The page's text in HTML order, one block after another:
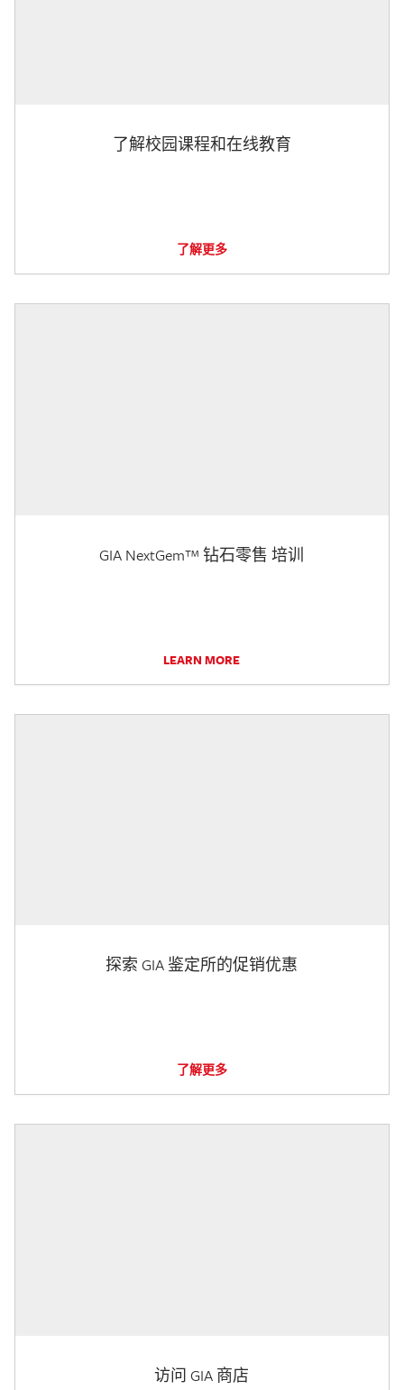
了解校园课程和在线教育
了解更多
GIA NextGem™ 钻石零售 培训
LEARN MORE
探索 GIA 鉴定所的促销优惠
了解更多
访问 GIA 商店